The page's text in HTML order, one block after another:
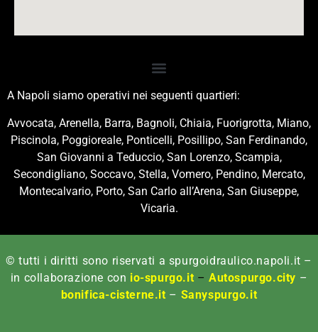
A Napoli siamo operativi nei seguenti quartieri:
Avvocata, Arenella, Barra, Bagnoli, Chiaia, Fuorigrotta, Miano,
Piscinola, Poggioreale, Ponticelli, Posillipo, San Ferdinando,
San Giovanni a Teduccio, San Lorenzo, Scampia,
Secondigliano, Soccavo, Stella, Vomero, Pendino, Mercato,
Montecalvario, Porto, San Carlo all’Arena, San Giuseppe,
Vicaria.
© tutti i diritti sono riservati a spurgoidraulico.napoli.it –
in collaborazione con io-spurgo.it – Autospurgo.city –
bonifica-cisterne.it – Sanyspurgo.it